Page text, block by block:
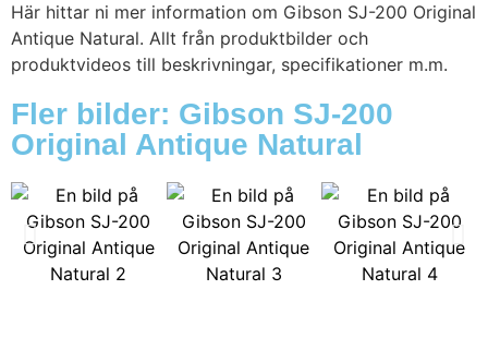
Här hittar ni mer information om Gibson SJ-200 Original
Antique Natural. Allt från produktbilder och
produktvideos till beskrivningar, specifikationer m.m.
Fler bilder: Gibson SJ-200
Original Antique Natural